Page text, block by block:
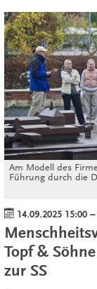
Am Modell des
Führung durch die
14.09.2025 15:00 –
Topf &
zur SS